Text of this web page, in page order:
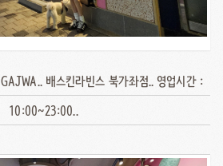
배스킨라빈스 북가좌점.. 영업시간 :
10:00~23:00..